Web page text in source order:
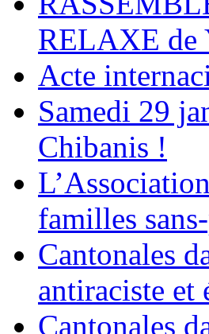
RELAXE de
Acte
Samedi 29
Chibanis !
familles
Cantonales
antiraciste et
Cantonales